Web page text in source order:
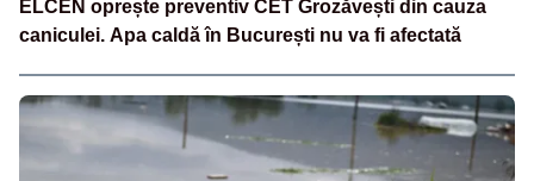
ELCEN oprește preventiv CET Grozăvești din cauza
caniculei. Apa caldă în București nu va fi afectată